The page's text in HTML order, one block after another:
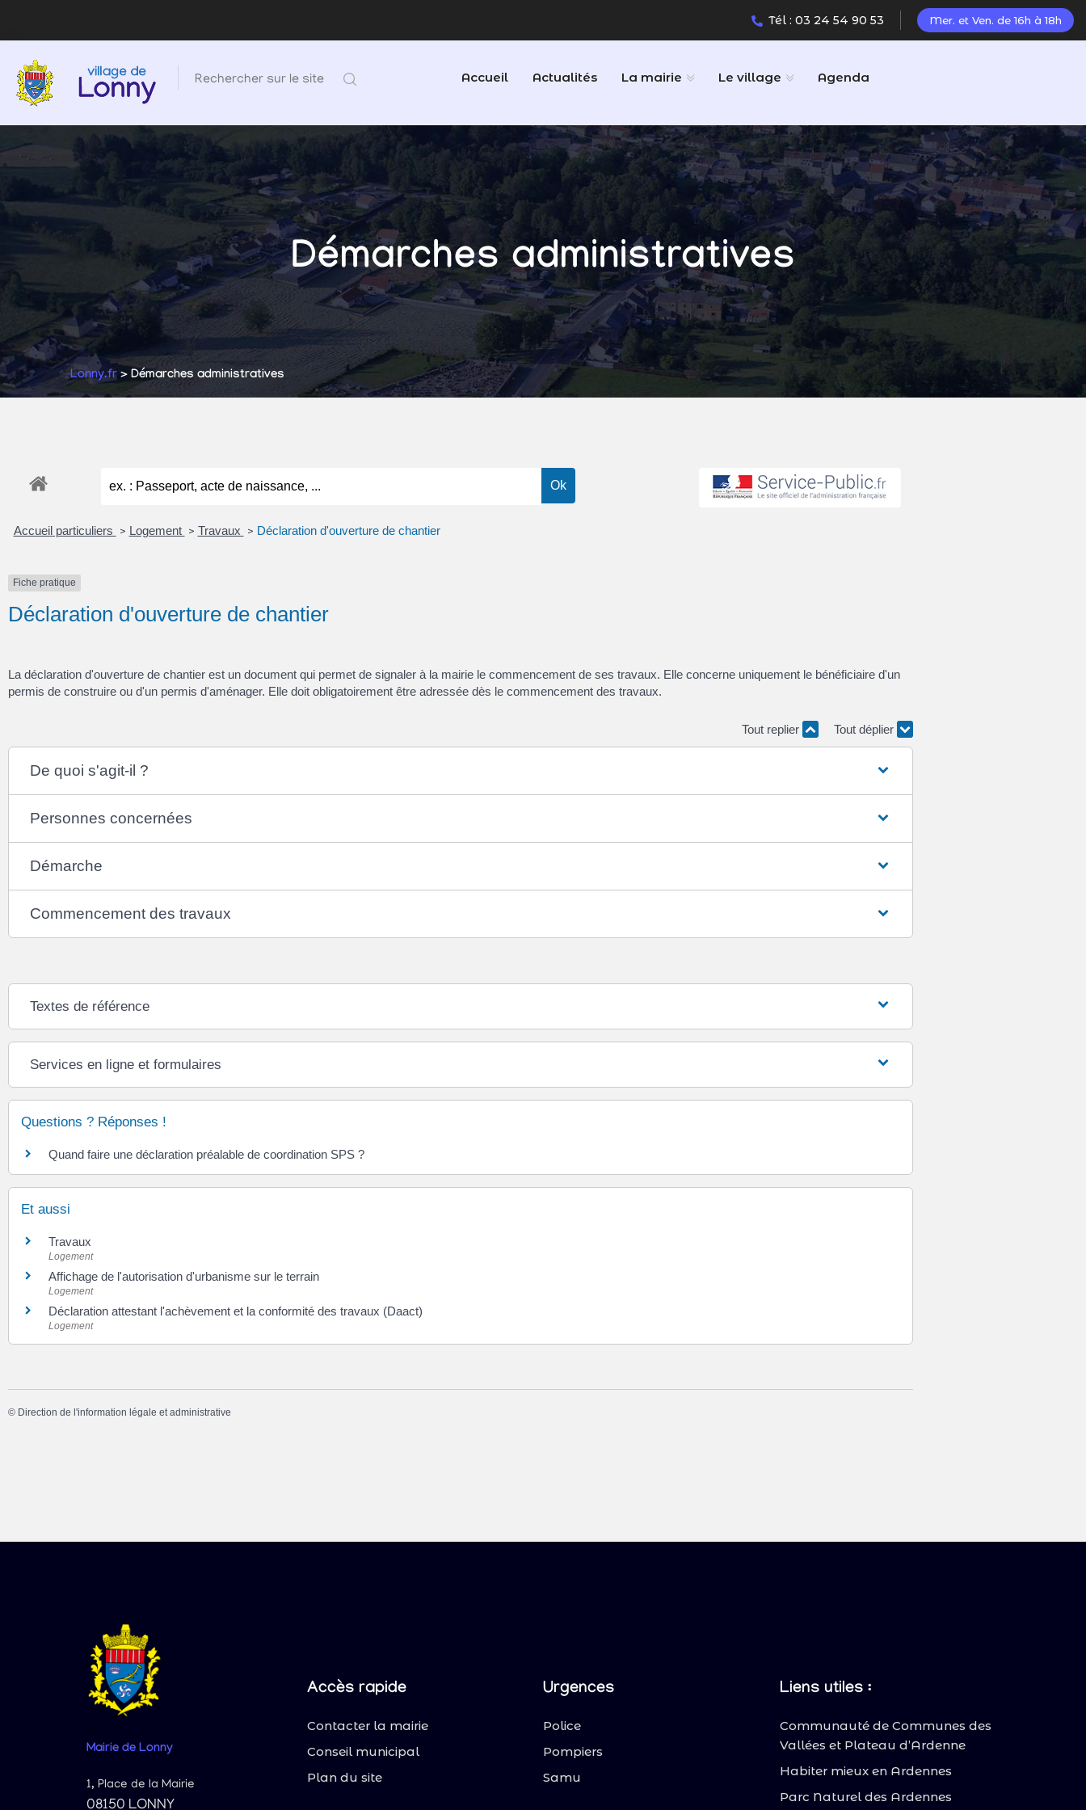
Tél : 03 24 54 90 53 Mer. et Ven. de 16h à 18h
Rechercher sur le site Accueil Actualités La mairie Le village Agenda
Démarches administratives
Lonny.fr > Démarches administratives
Accueil particuliers > Logement > Travaux > Déclaration d'ouverture de chantier
Fiche pratique
Déclaration d'ouverture de chantier
La déclaration d'ouverture de chantier est un document qui permet de signaler à la mairie le commencement de ses travaux. Elle concerne uniquement le bénéficiaire d'un
permis de construire ou d'un permis d'aménager. Elle doit obligatoirement être adressée dès le commencement des travaux.
Tout replier Tout déplier
De quoi s'agit-il ?
Personnes concernées
Démarche
Commencement des travaux
Textes de référence
Services en ligne et formulaires
Questions ? Réponses !
Quand faire une déclaration préalable de coordination SPS ?
Et aussi
Travaux
Logement
Affichage de l'autorisation d'urbanisme sur le terrain
Logement
Déclaration attestant l'achèvement et la conformité des travaux (Daact)
Logement
© Direction de l'information légale et administrative
Mairie de Lonny
1, Place de la Mairie
08150 LONNY
Accès rapide
Contacter la mairie
Conseil municipal
Plan du site
Urgences
Police
Pompiers
Samu
Liens utiles :
Communauté de Communes des
Vallées et Plateau d’Ardenne
Habiter mieux en Ardennes
Parc Naturel des Ardennes